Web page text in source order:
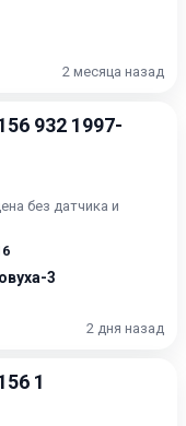
2 месяца назад
932 1997-
без датчика и
3
2 дня назад
1